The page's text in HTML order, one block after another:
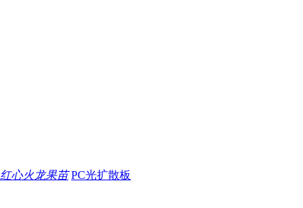
红心火龙果苗 PC光扩散板